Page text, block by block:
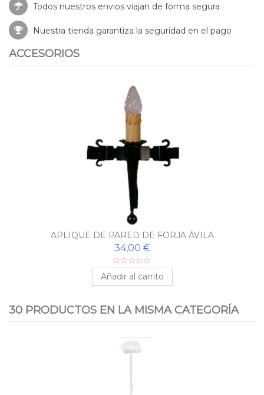
Todos nuestros envios viajan de forma segura
Nuestra tienda garantiza la seguridad en el pago
ACCESORIOS
APLIQUE DE PARED DE FORJA ÁVILA
34,00 €
Añadir al carrito
30 PRODUCTOS EN LA MISMA CATEGORÍA